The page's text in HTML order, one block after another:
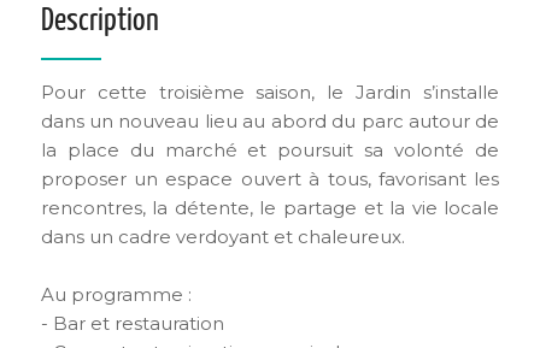
Description
Pour cette troisième saison, le Jardin s’installe
dans un nouveau lieu au abord du parc autour de
la place du marché et poursuit sa volonté de
proposer un espace ouvert à tous, favorisant les
rencontres, la détente, le partage et la vie locale
dans un cadre verdoyant et chaleureux.
Au programme :
- Bar et restauration